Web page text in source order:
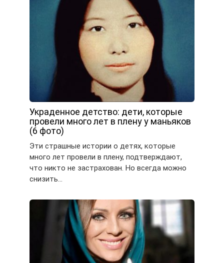
Украденное детство: дети, которые
провели много лет в плену у маньяков
(6 фото)
Эти страшные истории о детях, которые
много лет провели в плену, подтверждают,
что никто не застрахован. Но всегда можно
снизить…